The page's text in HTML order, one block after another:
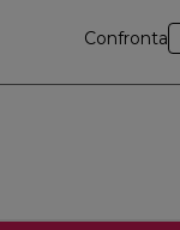
Confronta